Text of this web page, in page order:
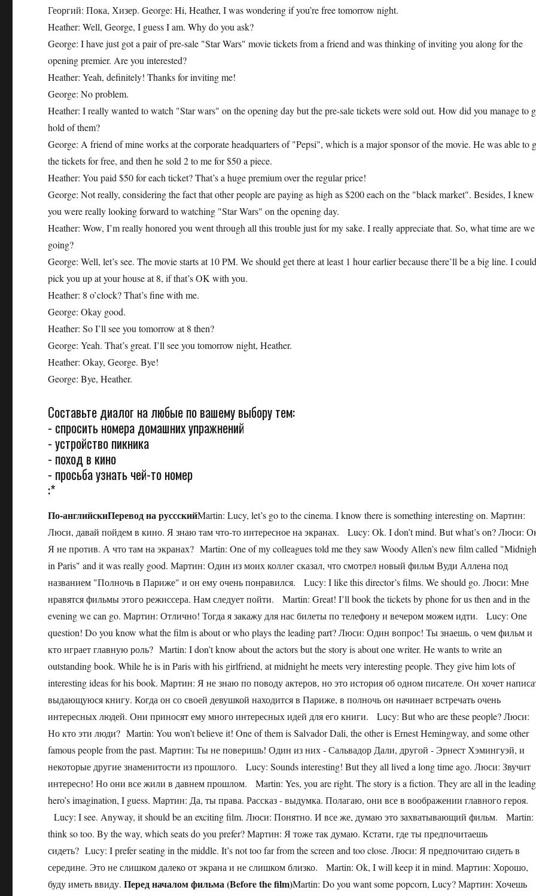
Георгий: Пока, Хизер. George: Hi, Heather, I was wondering if you’re free tomorrow night.
Heather: Well, George, I guess I am. Why do you ask?
George: I have just got a pair of pre-sale "Star Wars" movie tickets from a friend and was thinking of inviting you along for the
opening premier. Are you interested?
Heather: Yeah, definitely! Thanks for inviting me!
George: No problem.
Heather: I really wanted to watch "Star wars" on the opening day but the pre-sale tickets were sold out. How did you manage to
hold of them?
George: A friend of mine works at the corporate headquarters of "Pepsi", which is a major sponsor of the movie. He was able to
the tickets for free, and then he sold 2 to me for $50 a piece.
Heather: You paid $50 for each ticket? That’s a huge premium over the regular price!
George: Not really, considering the fact that other people are paying as high as $200 each on the "black market". Besides, I knew
you were really looking forward to watching "Star Wars" on the opening day.
Heather: Wow, I’m really honored you went through all this trouble just for my sake. I really appreciate that. So, what time are we
going?
George: Well, let’s see. The movie starts at 10 PM. We should get there at least 1 hour earlier because there’ll be a big line. I
pick you up at your house at 8, if that’s OK with you.
Heather: 8 o’clock? That’s fine with me.
George: Okay good.
Heather: So I’ll see you tomorrow at 8 then?
George: Yeah. That’s great. I’ll see you tomorrow night, Heather.
Heather: Okay, George. Bye!
George: Bye, Heather.
Составьте диалог на любые по вашему выбору тем:
- спросить номера домашних упражнений
- устройство пикника
- поход в кино
- просьба узнать чей-то номер
:*
По-английскиПеревод на руссскийMartin: Lucy, let’s go to the cinema. I know there is something interesting on. Мартин:
Люси, давай пойдем в кино. Я знаю там что-то интересное на экранах. Lucy: Ok. I don’t mind. But what’s on? Люси:
Я не против. А что там на экранах? Martin: One of my colleagues told me they saw Woody Allen’s new film called
in Paris" and it was really good. Мартин: Один из моих коллег сказал, что смотрел новый фильм Вуди Аллена под
названием "Полночь в Париже" и он ему очень понравился. Lucy: I like this director’s films. We should go. Люси: Мне
нравятся фильмы этого режиссера. Нам следует пойти. Martin: Great! I’ll book the tickets by phone for us then and in the
evening we can go. Мартин: Отлично! Тогда я закажу для нас билеты по телефону и вечером можем идти. Lucy: One
question! Do you know what the film is about or who plays the leading part? Люси: Один вопрос! Ты знаешь, о чем фильм и
кто играет главную роль? Martin: I don’t know about the actors but the story is about one writer. He wants to write an
outstanding book. While he is in Paris with his girlfriend, at midnight he meets very interesting people. They give him lots of
interesting ideas for his book. Мартин: Я не знаю по поводу актеров, но это история об одном писателе. Он хочет
выдающуюся книгу. Когда он со своей девушкой находится в Париже, в полночь он начинает встречать очень
интересных людей. Они приносят ему много интересных идей для его книги. Lucy: But who are these people? Люси:
Но кто эти люди? Martin: You won’t believe it! One of them is Salvador Dali, the other is Ernest Hemingway, and some other
famous people from the past. Мартин: Ты не поверишь! Один из них - Сальвадор Дали, другой - Эрнест Хэмингуэй, и
некоторые другие знаменитости из прошлого. Lucy: Sounds interesting! But they all lived a long time ago. Люси: Звучит
интересно! Но они все жили в давнем прошлом. Martin: Yes, you are right. The story is a fiction. They are all in the leading
hero’s imagination, I guess. Мартин: Да, ты права. Рассказ - выдумка. Полагаю, они все в воображении главного героя.
Lucy: I see. Anyway, it should be an exciting film. Люси: Понятно. И все же, думаю это захватывающий фильм.
think so too. By the way, which seats do you prefer? Мартин: Я тоже так думаю. Кстати, где ты предпочитаешь
сидеть? Lucy: I prefer seating in the middle. It’s not too far from the screen and too close. Люси: Я предпочитаю сидеть в
середине. Это не слишком далеко от экрана и не слишком близко. Martin: Ok, I will keep it in mind. Мартин: Хорошо,
буду иметь ввиду.Перед началом фильма (Before the film)Martin: Do you want some popcorn, Lucy? Мартин: Хочешь